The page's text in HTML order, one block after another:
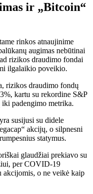
ir „Bitcoin“
rinkos atnaujinime
augimas nebūtinai
rizikos draudimo fondai
ilgalaikio poveikio.
rizikos draudimo fondų
kartu su rekordine S&P
padengimo metrika.
susijusi su didele
akcijų, o silpnesni
statymus.
glaudžiai prekiavo su
per COVID-19
akcijomis, o ne veikė kaip